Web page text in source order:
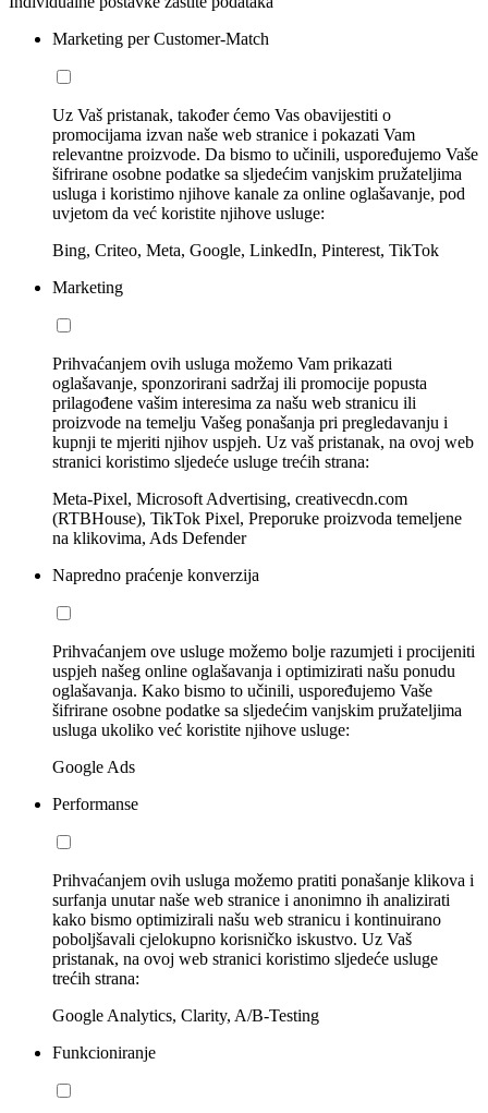
Marketing per Customer-Match
Uz Vaš pristanak, također ćemo Vas obavijestiti o
promocijama izvan naše web stranice i pokazati Vam
relevantne proizvode. Da bismo to učinili, uspoređujemo Vaše
šifrirane osobne podatke sa sljedećim vanjskim pružateljima
usluga i koristimo njihove kanale za online oglašavanje, pod
uvjetom da već koristite njihove usluge:
Bing, Criteo, Meta, Google, LinkedIn, Pinterest, TikTok
Marketing
Prihvaćanjem ovih usluga možemo Vam prikazati
oglašavanje, sponzorirani sadržaj ili promocije popusta
prilagođene vašim interesima za našu web stranicu ili
proizvode na temelju Vašeg ponašanja pri pregledavanju i
kupnji te mjeriti njihov uspjeh. Uz vaš pristanak, na ovoj web
stranici koristimo sljedeće usluge trećih strana:
Meta-Pixel, Microsoft Advertising, creativecdn.com
(RTBHouse), TikTok Pixel, Preporuke proizvoda temeljene
na klikovima, Ads Defender
Napredno praćenje konverzija
Prihvaćanjem ove usluge možemo bolje razumjeti i procijeniti
uspjeh našeg online oglašavanja i optimizirati našu ponudu
oglašavanja. Kako bismo to učinili, uspoređujemo Vaše
šifrirane osobne podatke sa sljedećim vanjskim pružateljima
usluga ukoliko već koristite njihove usluge:
Google Ads
Performanse
Prihvaćanjem ovih usluga možemo pratiti ponašanje klikova i
surfanja unutar naše web stranice i anonimno ih analizirati
kako bismo optimizirali našu web stranicu i kontinuirano
poboljšavali cjelokupno korisničko iskustvo. Uz Vaš
pristanak, na ovoj web stranici koristimo sljedeće usluge
trećih strana:
Google Analytics, Clarity, A/B-Testing
Funkcioniranje